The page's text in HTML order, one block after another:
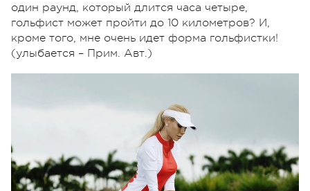
один раунд, который длится часа четыре,
гольфист может пройти до 10 километров? И,
кроме того, мне очень идет форма гольфистки!
(улыбается – Прим. Авт.)